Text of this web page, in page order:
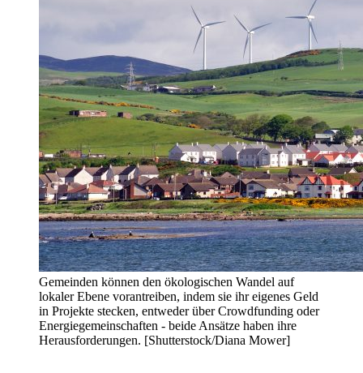
Gemeinden können den ökologischen Wandel auf
lokaler Ebene vorantreiben, indem sie ihr eigenes Geld
in Projekte stecken, entweder über Crowdfunding oder
Energiegemeinschaften - beide Ansätze haben ihre
Herausforderungen. [Shutterstock/Diana Mower]